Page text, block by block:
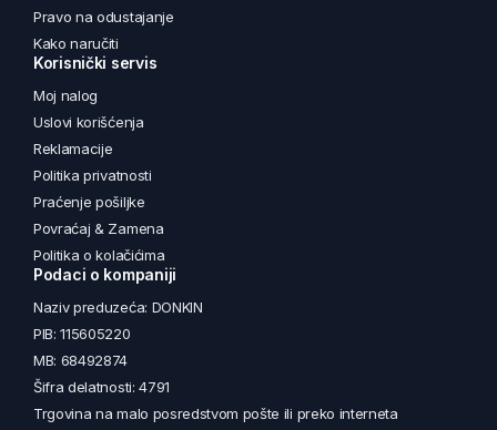
Pravo na odustajanje
Kako naručiti
Korisnički servis
Moj nalog
Uslovi korišćenja
Reklamacije
Politika privatnosti
Praćenje pošiljke
Povraćaj & Zamena
Politika o kolačićima
Podaci o kompaniji
Naziv preduzeća: DONKIN
PIB: 115605220
MB: 68492874
Šifra delatnosti: 4791
Trgovina na malo posredstvom pošte ili preko interneta